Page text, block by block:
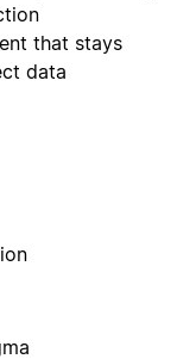
that stays
data